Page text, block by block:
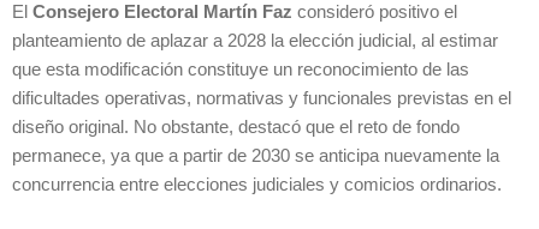
El Consejero Electoral Martín Faz consideró positivo el
planteamiento de aplazar a 2028 la elección judicial, al estimar
que esta modificación constituye un reconocimiento de las
dificultades operativas, normativas y funcionales previstas en el
diseño original. No obstante, destacó que el reto de fondo
permanece, ya que a partir de 2030 se anticipa nuevamente la
concurrencia entre elecciones judiciales y comicios ordinarios.